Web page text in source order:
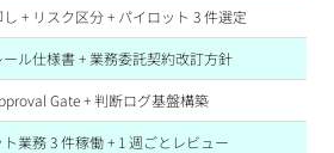
+ リスク区分 + パイロット 3 件選定
ル仕様書 + 業務委託契約改訂方針
Gate + 判断ログ基盤構築
業務 3 件稼働 + 1 週ごとレビュー